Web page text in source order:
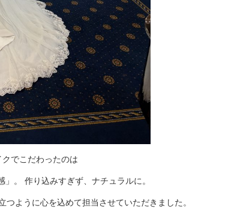
でこだわったのは
。 作り込みすぎず、ナチュラルに。
ように心を込めて担当させていただきました。